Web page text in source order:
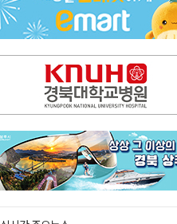
"아버지 외출한 사이"…흉기로 40대母 살해한 고교 자퇴생, 구속 기로에
서울 면목동서 60대 남성 2명 흉기에 숨져…지인 관계로 추정